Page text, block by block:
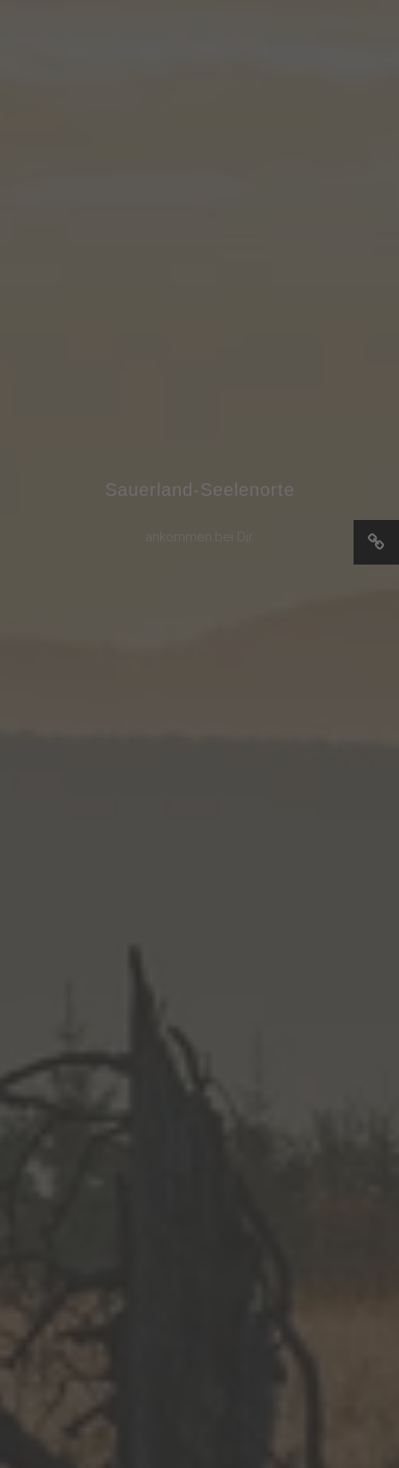
Sauerland-Seelenorte
ankommen.bei Dir.